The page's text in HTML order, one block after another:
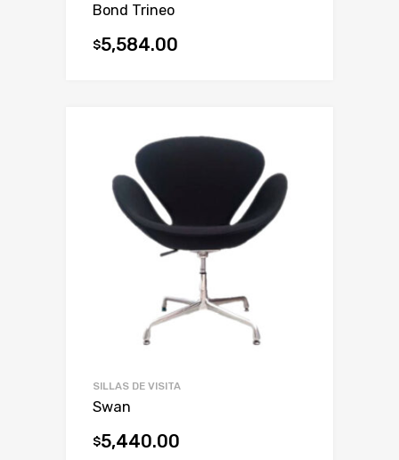
Bond Trineo
$5,584.00
SILLAS DE VISITA
Swan
$5,440.00